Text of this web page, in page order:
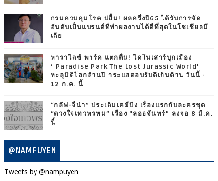
กรมควบคุมโรค ปลื้ม! ผลครึ่งปี65 ได้รับการจัด
อันดับเป็นแบรนด์ที่ทำผลงานได้ดีที่สุดในโซเชียลมี
เดีย
พาราไดซ์ พาร์ค แตกตื่น! ไดโนเสาร์บุกเมือง
‘‘Paradise Park The Lost Jurassic World’
ทะลุมิติโลกล้านปี กระแสตอบรับดีเกินต้าน วันนี้ -
12 ก.ค. นี้
“กลัฟ-จีน่า” ประเดิมเคมีปัง เรื่องแรกกับละครชุด
“ดวงใจเทวพรหม” เรื่อง “ลออจันทร์” ลงจอ 8 มี.ค.
นี้
@NAMPUYEN
Tweets by @nampuyen